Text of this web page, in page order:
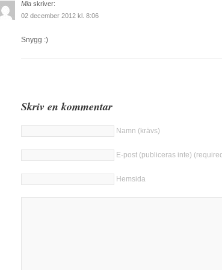
Mia skriver:
02 december 2012 kl. 8:06
Snygg :)
Skriv en kommentar
Namn (krävs)
E-post (publiceras inte)
Hemsida